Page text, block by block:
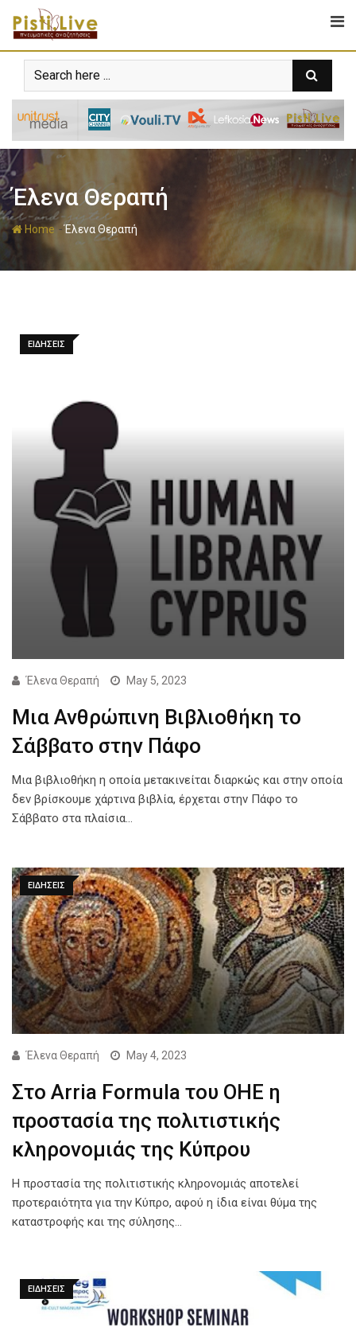
Έλενα Θεραπή
Home-Έλενα Θεραπή
ΕΙΔΗΣΕΙΣ
Έλενα Θεραπή May 5, 2023
Μια Ανθρώπινη Βιβλιοθήκη το
Σάββατο στην Πάφο
Μια βιβλιοθήκη η οποία μετακινείται διαρκώς και στην οποία
δεν βρίσκουμε χάρτινα βιβλία, έρχεται στην Πάφο το
Σάββατο στα πλαίσια…
ΕΙΔΗΣΕΙΣ
Έλενα Θεραπή May 4, 2023
Στο Arria Formula του ΟΗΕ η
προστασία της πολιτιστικής
κληρονομιάς της Κύπρου
Η προστασία της πολιτιστικής κληρονομιάς αποτελεί
προτεραιότητα για την Κύπρο, αφού η ίδια είναι θύμα της
καταστροφής και της σύλησης…
ΕΙΔΗΣΕΙΣ